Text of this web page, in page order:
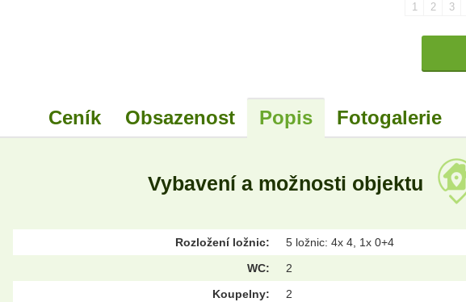
1
2 3
Ceník Obsazenost Popis Fotogalerie
Vybavení a možnosti objektu
Rozložení ložnic:
5 ložnic: 4x 4, 1x 0+4
WC:
2
Koupelny:
2